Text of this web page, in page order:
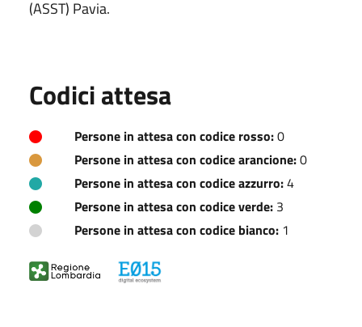
(ASST) Pavia.
Codici attesa
Persone in attesa con codice rosso:0
Persone in attesa con codice arancione:0
Persone in attesa con codice azzurro:4
Persone in attesa con codice verde: 3
Persone in attesa con codice bianco: 1